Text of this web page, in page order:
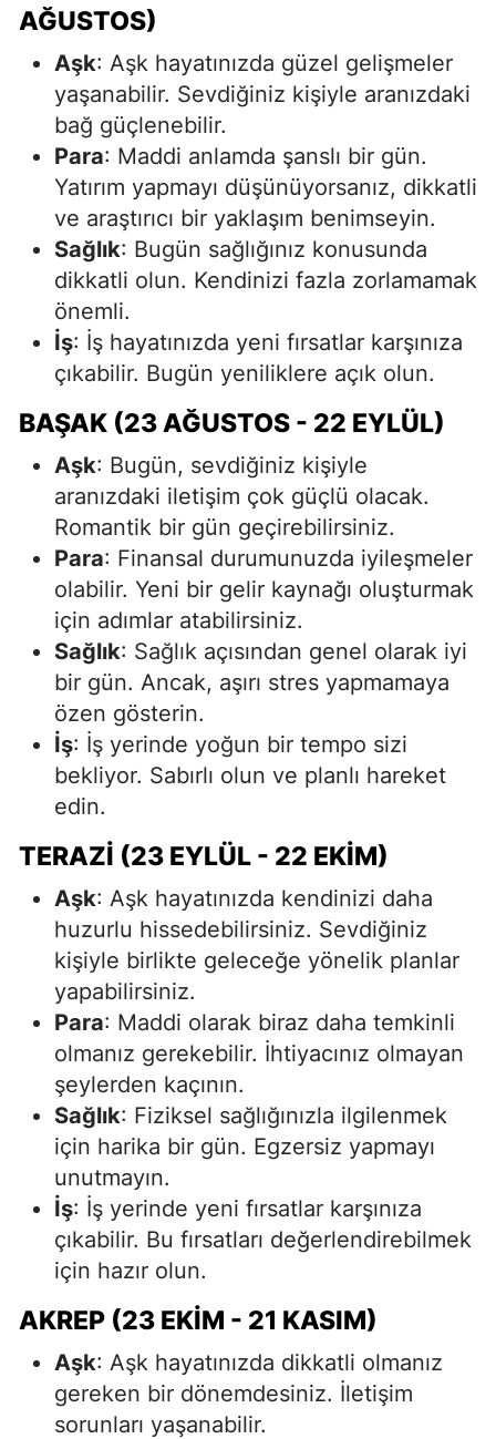
AĞUSTOS)
Aşk: Aşk hayatınızda güzel gelişmeler
yaşanabilir. Sevdiğiniz kişiyle aranızdaki
bağ güçlenebilir.
Para: Maddi anlamda şanslı bir gün.
Yatırım yapmayı düşünüyorsanız, dikkatli
ve araştırıcı bir yaklaşım benimseyin.
Sağlık: Bugün sağlığınız konusunda
dikkatli olun. Kendinizi fazla zorlamamak
önemli.
İş: İş hayatınızda yeni fırsatlar karşınıza
çıkabilir. Bugün yeniliklere açık olun.
BAŞAK (23 AĞUSTOS - 22 EYLÜL)
Aşk: Bugün, sevdiğiniz kişiyle
aranızdaki iletişim çok güçlü olacak.
Romantik bir gün geçirebilirsiniz.
Para: Finansal durumunuzda iyileşmeler
olabilir. Yeni bir gelir kaynağı oluşturmak
için adımlar atabilirsiniz.
Sağlık: Sağlık açısından genel olarak iyi
bir gün. Ancak, aşırı stres yapmamaya
özen gösterin.
İş: İş yerinde yoğun bir tempo sizi
bekliyor. Sabırlı olun ve planlı hareket
edin.
TERAZI (23 EYLÜL - 22 EKIM)
Aşk: Aşk hayatınızda kendinizi daha
huzurlu hissedebilirsiniz. Sevdiğiniz
kişiyle birlikte geleceğe yönelik planlar
yapabilirsiniz.
Para: Maddi olarak biraz daha temkinli
olmanız gerekebilir. İhtiyacınız olmayan
şeylerden kaçının.
Sağlık: Fiziksel sağlığınızla ilgilenmek
için harika bir gün. Egzersiz yapmayı
unutmayın.
İş: İş yerinde yeni fırsatlar karşınıza
çıkabilir. Bu fırsatları değerlendirebilmek
için hazır olun.
AKREP (23 EKIM - 21 KASIM)
Aşk: Aşk hayatınızda dikkatli olmanız
gereken bir dönemdesiniz. İletişim
sorunları yaşanabilir.